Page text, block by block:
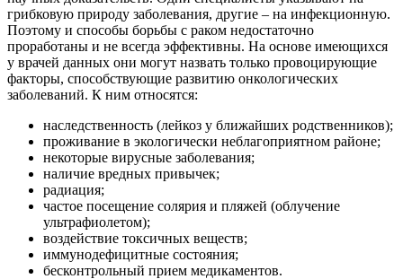
грибковую природу заболевания, другие – на инфекционную.
Поэтому и способы борьбы с раком недостаточно
проработаны и не всегда эффективны. На основе имеющихся
у врачей данных они могут назвать только провоцирующие
факторы, способствующие развитию онкологических
заболеваний. К ним относятся:
наследственность (лейкоз у ближайших родственников);
проживание в экологически неблагоприятном районе;
некоторые вирусные заболевания;
наличие вредных привычек;
радиация;
частое посещение солярия и пляжей (облучение
ультрафиолетом);
воздействие токсичных веществ;
иммунодефицитные состояния;
бесконтрольный прием медикаментов.